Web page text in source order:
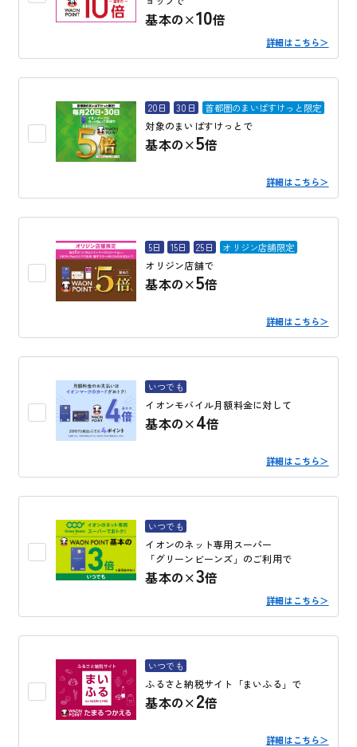
基本の×10倍
詳細はこちら＞
20日 30日 首都圏のまいばすけっと限定
対象のまいばすけっとで
基本の×5倍
詳細はこちら＞
5日 15日 25日 オリジン店舗限定
オリジン店舗で
基本の×5倍
詳細はこちら＞
いつでも
イオンモバイル月額料金に対して
基本の×4倍
詳細はこちら＞
いつでも
イオンのネット専用スーパー
「グリーンビーンズ」のご利用で
基本の×3倍
詳細はこちら＞
いつでも
ふるさと納税サイト「まいふる」で
基本の×2倍
詳細はこちら＞